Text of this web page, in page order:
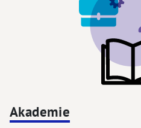
Akademie